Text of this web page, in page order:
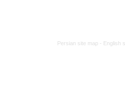
Persian site map - English